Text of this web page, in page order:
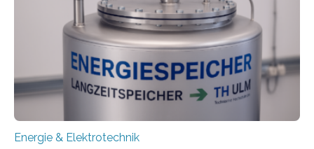
Energie & Elektrotechnik